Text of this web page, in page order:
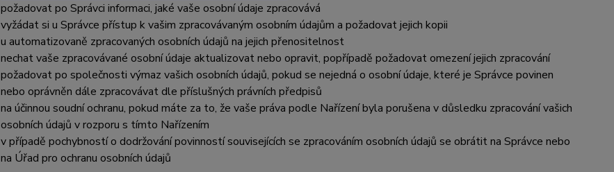
požadovat po Správci informaci, jaké vaše osobní údaje zpracovává
vyžádat si u Správce přístup k vašim zpracovávaným osobním údajům a požadovat jejich kopii
u automatizovaně zpracovaných osobních údajů na jejich přenositelnost
nechat vaše zpracovávané osobní údaje aktualizovat nebo opravit, popřípadě požadovat omezení jejich zpracování
požadovat po společnosti výmaz vašich osobních údajů, pokud se nejedná o osobní údaje, které je Správce povinen
nebo oprávněn dále zpracovávat dle příslušných právních předpisů
na účinnou soudní ochranu, pokud máte za to, že vaše práva podle Nařízení byla porušena v důsledku zpracování vašich
osobních údajů v rozporu s tímto Nařízením
v případě pochybností o dodržování povinností souvisejících se zpracováním osobních údajů se obrátit na Správce nebo
na Úřad pro ochranu osobních údajů